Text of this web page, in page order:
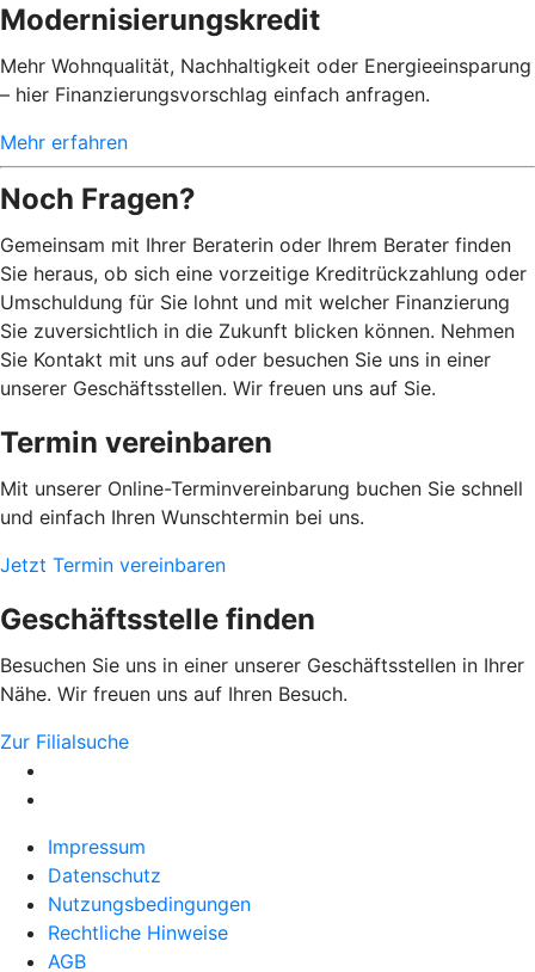
Modernisierungskredit
Mehr Wohnqualität, Nachhaltigkeit oder Energieeinsparung
– hier Finanzierungsvorschlag einfach anfragen.
Mehr erfahren
Noch Fragen?
Gemeinsam mit Ihrer Beraterin oder Ihrem Berater finden
Sie heraus, ob sich eine vorzeitige Kreditrückzahlung oder
Umschuldung für Sie lohnt und mit welcher Finanzierung
Sie zuversichtlich in die Zukunft blicken können. Nehmen
Sie Kontakt mit uns auf oder besuchen Sie uns in einer
unserer Geschäftsstellen. Wir freuen uns auf Sie.
Termin vereinbaren
Mit unserer Online-Terminvereinbarung buchen Sie schnell
und einfach Ihren Wunschtermin bei uns.
Jetzt Termin vereinbaren
Geschäftsstelle finden
Besuchen Sie uns in einer unserer Geschäftsstellen in Ihrer
Nähe. Wir freuen uns auf Ihren Besuch.
Zur Filialsuche
Impressum
Datenschutz
Nutzungsbedingungen
Rechtliche Hinweise
AGB